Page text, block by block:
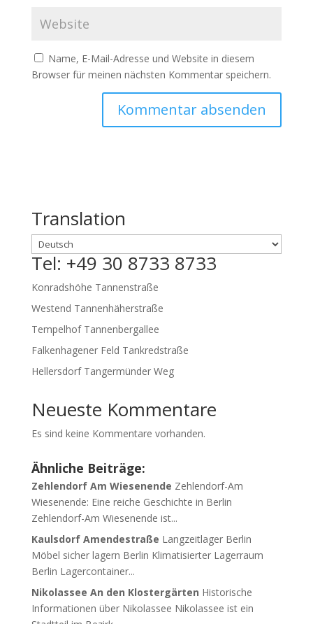
Name, E-Mail-Adresse und Website in diesem
Browser für meinen nächsten Kommentar speichern.
Translation
Tel: +49 30 8733 8733
Konradshöhe Tannenstraße
Westend Tannenhäherstraße
Tempelhof Tannenbergallee
Falkenhagener Feld Tankredstraße
Hellersdorf Tangermünder Weg
Neueste Kommentare
Es sind keine Kommentare vorhanden.
Ähnliche Beiträge:
Zehlendorf Am Wiesenende Zehlendorf-Am
Wiesenende: Eine reiche Geschichte in Berlin
Zehlendorf-Am Wiesenende ist...
Kaulsdorf Amendestraße Langzeitlager Berlin
Möbel sicher lagern Berlin Klimatisierter Lagerraum
Berlin Lagercontainer...
Nikolassee An den Klostergärten Historische
Informationen über Nikolassee Nikolassee ist ein